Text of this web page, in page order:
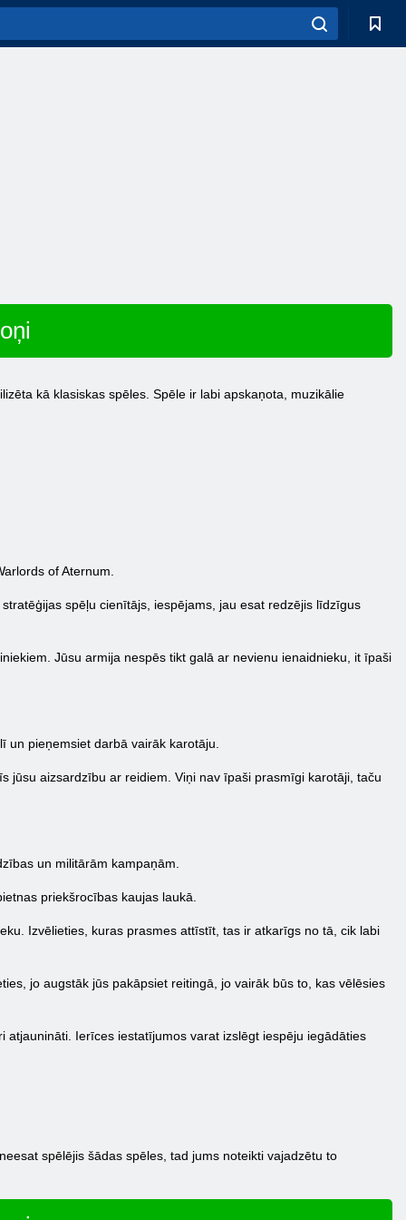
kā klasiskas spēles. Spēle ir labi apskaņota, muzikālie
of Aternum.
spēļu cienītājs, iespējams, jau esat redzējis līdzīgus
Jūsu armija nespēs tikt galā ar nevienu ienaidnieku, it īpaši
pieņemsiet darbā vairāk karotāju.
jūsu aizsardzību ar reidiem. Viņi nav īpaši prasmīgi karotāji, taču
un militārām kampaņām.
priekšrocības kaujas laukā.
Izvēlieties, kuras prasmes attīstīt, tas ir atkarīgs no tā, cik labi
jo augstāk jūs pakāpsiet reitingā, jo vairāk būs to, kas vēlēsies
Ierīces iestatījumos varat izslēgt iespēju iegādāties
spēlējis šādas spēles, tad jums noteikti vajadzētu to